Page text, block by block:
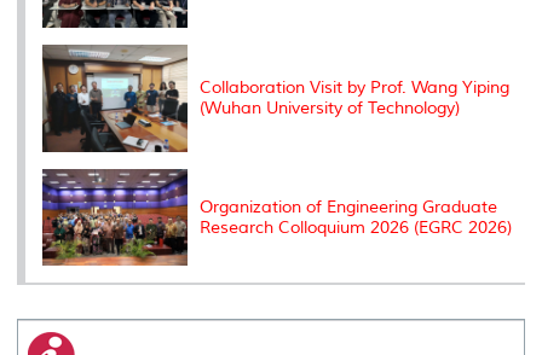
Collaboration Visit by Prof. Wang Yiping
(Wuhan University of Technology)
Organization of Engineering Graduate
Research Colloquium 2026 (EGRC 2026)